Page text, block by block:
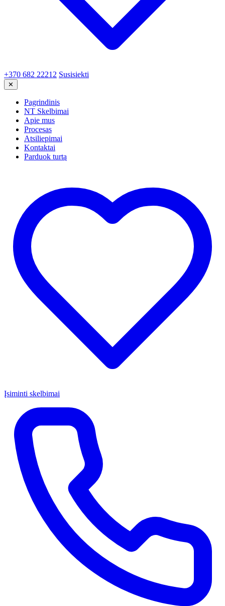
+370 682 22212 Susisiekti
✕
Pagrindinis
NT Skelbimai
Apie mus
Procesas
Atsiliepimai
Kontaktai
Parduok turtą
Įsiminti skelbimai